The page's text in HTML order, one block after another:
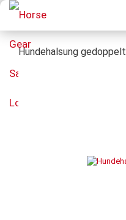
Hundehalsung gedoppelt